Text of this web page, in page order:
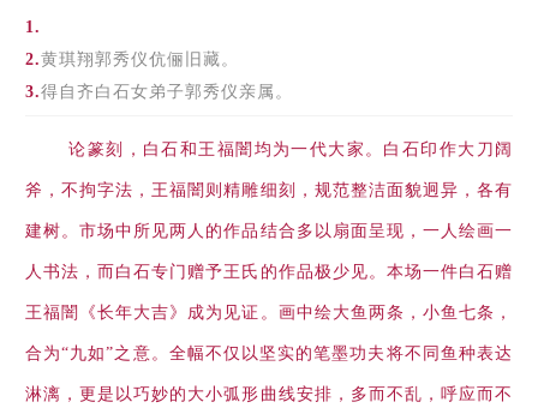
1.
2.黄琪翔郭秀仪伉俪旧藏。
3.得自齐白石女弟子郭秀仪亲属。
论篆刻，白石和王福闇均为一代大家。白石印作大刀阔
斧，不拘字法，王福闇则精雕细刻，规范整洁面貌迥异，各有
建树。市场中所见两人的作品结合多以扇面呈现，一人绘画一
人书法，而白石专门赠予王氏的作品极少见。本场一件白石赠
王福闇《长年大吉》成为见证。画中绘大鱼两条，小鱼七条，
合为“九如”之意。全幅不仅以坚实的笔墨功夫将不同鱼种表达
淋漓，更是以巧妙的大小弧形曲线安排，多而不乱，呼应而不